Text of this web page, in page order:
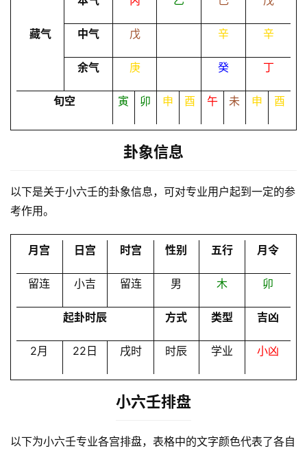
解
服
务
登录
藏气 中气 戊 辛 辛
余气 庚 癸 丁
旬空 寅 卯 申 酉 午 未 申 酉
卦象信息
以下是关于小六壬的卦象信息，可对专业用户起到一定的参
考作用。
月宫 日宫 时宫 性别 五行 月令
留连 小吉 留连 男 木 卯
起卦时辰 方式 类型 吉凶
2月 22日 戌时 时辰 学业 小凶
小六壬排盘
以下为小六壬专业各宫排盘，表格中的文字颜色代表了各自